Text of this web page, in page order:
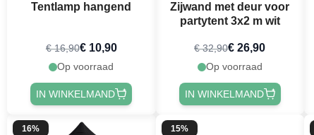
Tentlamp hangend
€ 16,90€ 10,90
Op voorraad
IN WINKELMAND
Zijwand met deur voor
partytent 3x2 m wit
€ 32,90€ 26,90
Op voorraad
IN WINKELMAND
16% 15%